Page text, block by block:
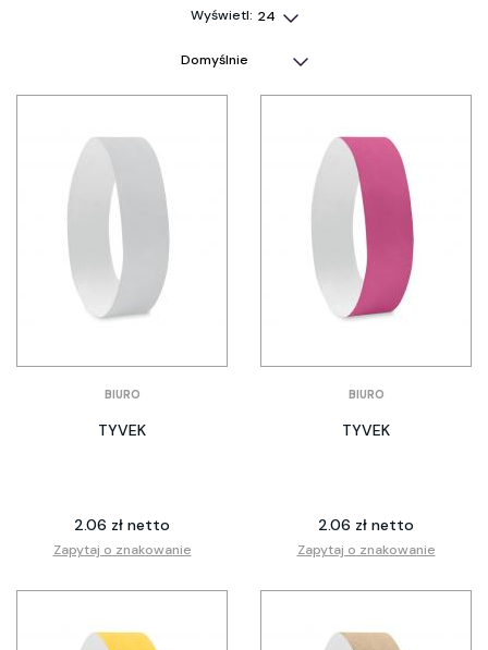
Wyświetl:
BIURO
TYVEK
2.06 zł netto
Zapytaj o znakowanie
BIURO
TYVEK
2.06 zł netto
Zapytaj o znakowanie